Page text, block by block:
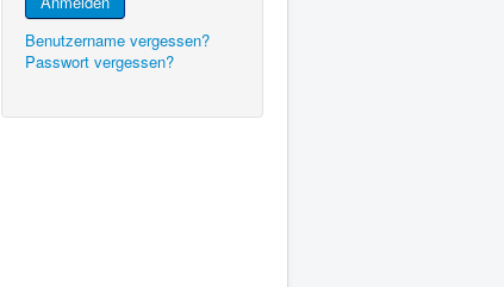
Benutzername vergessen?
Passwort vergessen?